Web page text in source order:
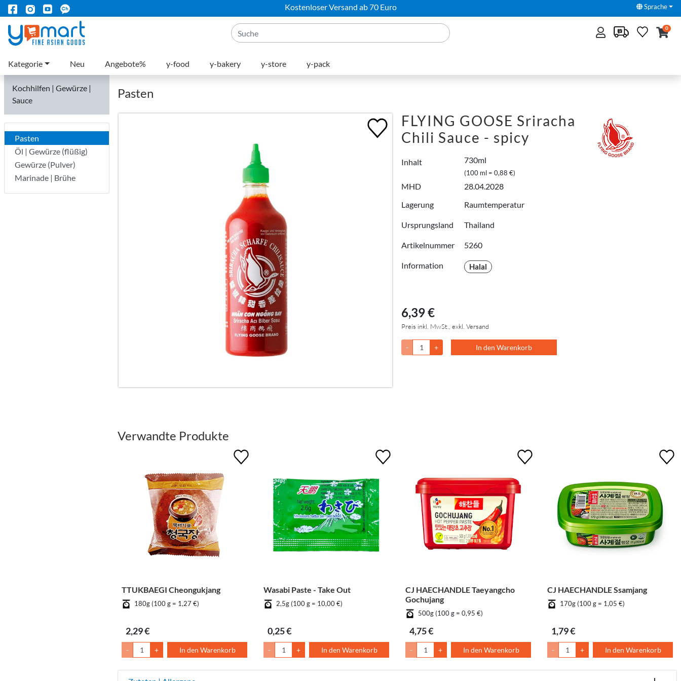
Kostenloser Versand ab 70 Euro Sprache
0
Kategorie Neu Angebote% y-food y-bakery y-store y-pack
Kochhilfen | Gewürze |
Sauce
Pasten
Öl | Gewürze (flüßig)
Gewürze (Pulver)
Marinade | Brühe
Pasten
FLYING GOOSE Sriracha
Chili Sauce - spicy
Inhalt 730ml
(100 ml = 0,88 €)
MHD
28.04.2028
Lagerung
Raumtemperatur
Ursprungsland Thailand
Artikelnummer 5260
Information Halal
6,39 €
Preis inkl. MwSt., exkl. Versand
- + In den Warenkorb
Verwandte Produkte
TTUKBAEGI Cheongukjang
180g (100 g = 1,27 €)
2,29 €
- + In den Warenkorb
Wasabi Paste - Take Out
2,5g (100 g = 10,00 €)
0,25 €
- + In den Warenkorb
CJ HAECHANDLE Taeyangcho
Gochujang
500g (100 g = 0,95 €)
4,75 €
- + In den Warenkorb
CJ HAECHANDLE Ssamjang
170g (100 g = 1,05 €)
1,79 €
- + In den Warenkorb